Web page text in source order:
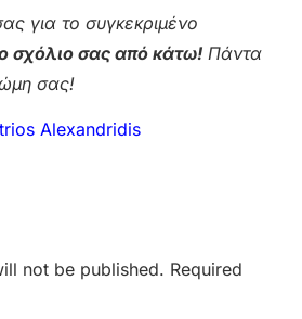
για το συγκεκριμένο
σχόλιο σας από κάτω! Πάντα
σας!
Alexandridis
not be published. Required